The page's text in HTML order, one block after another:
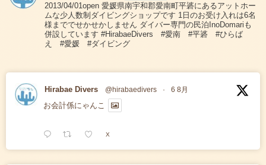
2013/04/01open 愛媛県南宇和郡愛南町平碆にあるアットホー
ムな少人数制ダイビングショップです 1日のお受け入れは6名
様まででせかせかしません ダイバー専門の民泊InoDomariも
併設しています #HirabaeDivers #愛南 #平碆 #ひらば
え #愛媛 #ダイビング
Hirabae Divers @hirabaedivers · 6 8月
お会計係にゃんこ
X